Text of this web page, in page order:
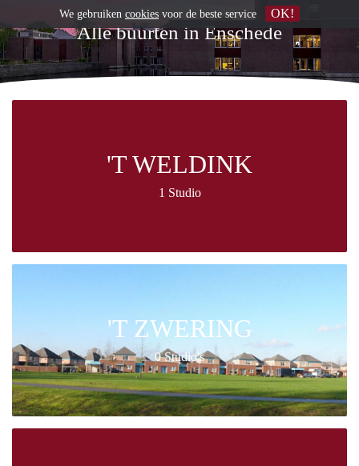
Alle buurten in Enschede
'T WELDINK
1 Studio
'T ZWERING
0 Studio's
We gebruiken cookies voor de beste service OK!